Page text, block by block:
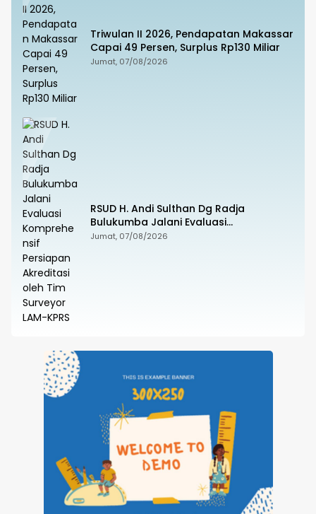
Triwulan II 2026, Pendapatan Makassar
Capai 49 Persen, Surplus Rp130 Miliar
Jumat, 07/08/2026
RSUD H. Andi Sulthan Dg Radja
Bulukumba Jalani Evaluasi
Komprehensif Persiapan Akreditasi
Jumat, 07/08/2026